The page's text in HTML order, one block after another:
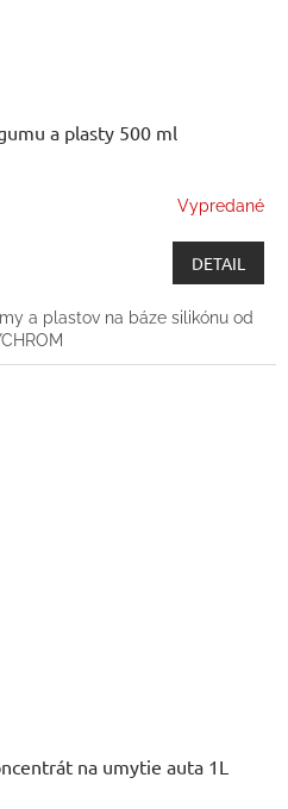
a plasty 500 ml
Vypredané
DETAIL
a plastov na báze silikónu od
na umytie auta 1L